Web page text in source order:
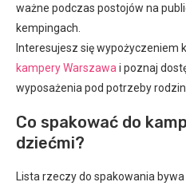
ważne podczas postojów na
kempingach.
Interesujesz się wypożyczeniem
kampery Warszawa i poznaj
wyposażenia pod potrzeby
Co spakować do
dziećmi?
Lista rzeczy do spakowania